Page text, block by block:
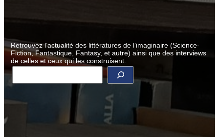
Retrouvez l’actualité des littératures de l’imaginaire (Science-
Fiction, Fantastique, Fantasy, et autre) ainsi que des interviews
de celles et ceux qui les construisent.
R
e
c
e